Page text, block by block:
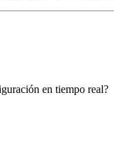
en tiempo real?